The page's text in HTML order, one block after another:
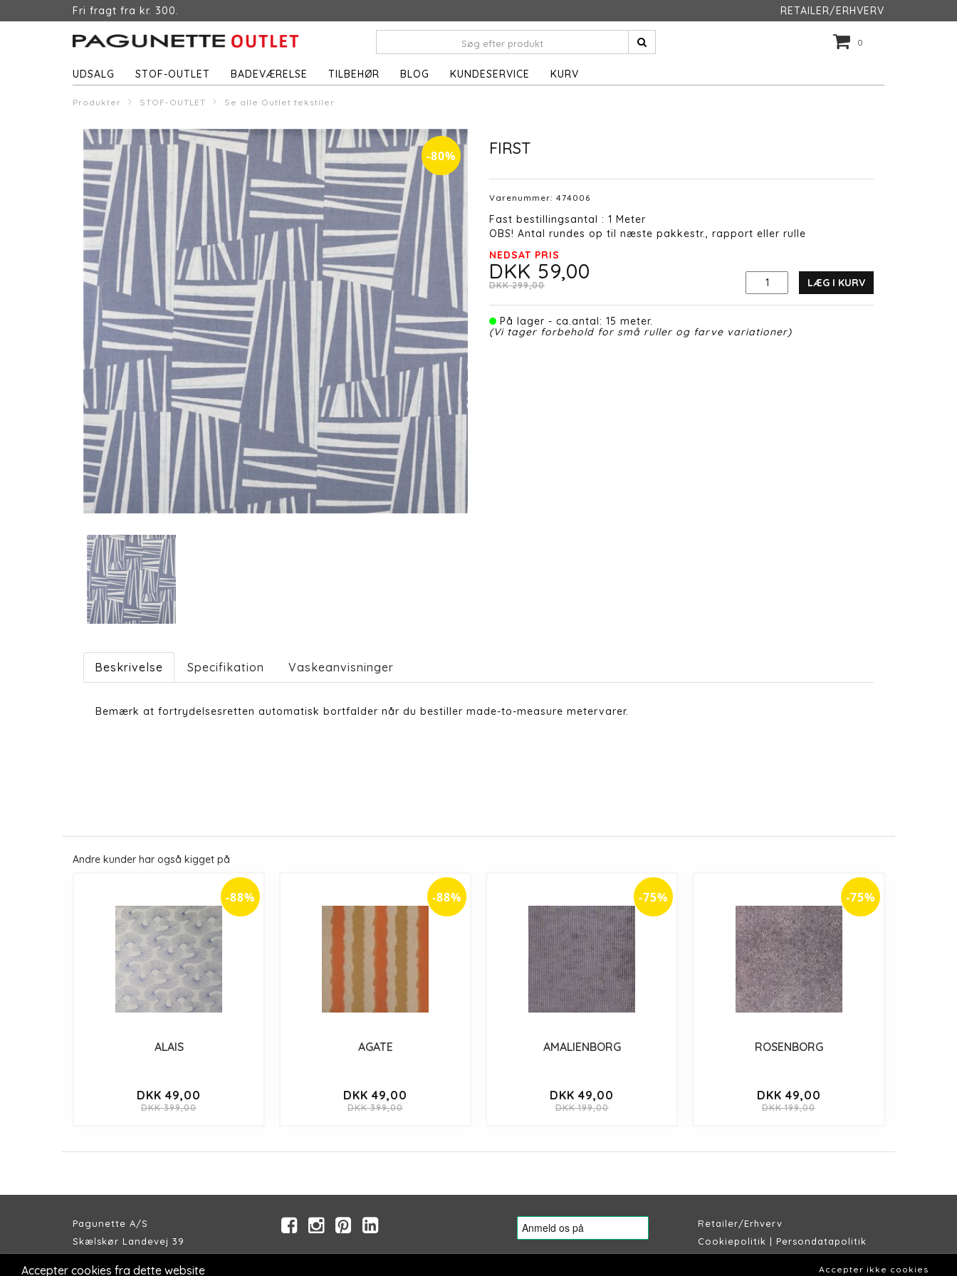
Fri fragt fra kr. 300. RETAILER/ERHVERV
0
UDSALG STOF-OUTLET BADEVÆRELSE TILBEHØR BLOG KUNDESERVICE KURV
Produkter STOF-OUTLET Se alle Outlet tekstiler
-80% FIRST
Varenummer: 474006
Fast bestillingsantal : 1 Meter
OBS! Antal rundes op til næste pakkestr., rapport eller rulle
NEDSAT PRIS
DKK 59,00
DKK 299,00 LÆG I KURV
På lager - ca.antal: 15 meter.
(Vi tager forbehold for små ruller og farve variationer)
Beskrivelse Specifikation Vaskeanvisninger
Bemærk at fortrydelsesretten automatisk bortfalder når du bestiller made-to-measure metervarer.
Andre kunder har også kigget på
-88%
ALAIS
DKK 49,00
DKK 399,00
-88%
AGATE
DKK 49,00
DKK 399,00
-75%
AMALIENBORG
DKK 49,00
DKK 199,00
-75%
ROSENBORG
DKK 49,00
DKK 199,00
Pagunette A/S
Skælskør Landevej 39
Retailer/Erhverv
Cookiepolitik | Persondatapolitik
Accepter cookies fra dette website
Accepter ikke cookies